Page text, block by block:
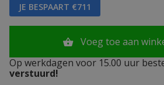
JE BESPAART €711
Voeg toe aan
Op werkdagen voor 15.00 uur
verstuurd!